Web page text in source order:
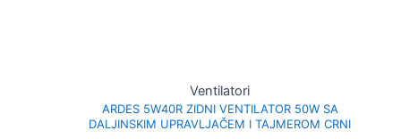
Ventilatori
ARDES 5W40R ZIDNI VENTILATOR 50W SA
DALJINSKIM UPRAVLJAČEM I TAJMEROM CRNI